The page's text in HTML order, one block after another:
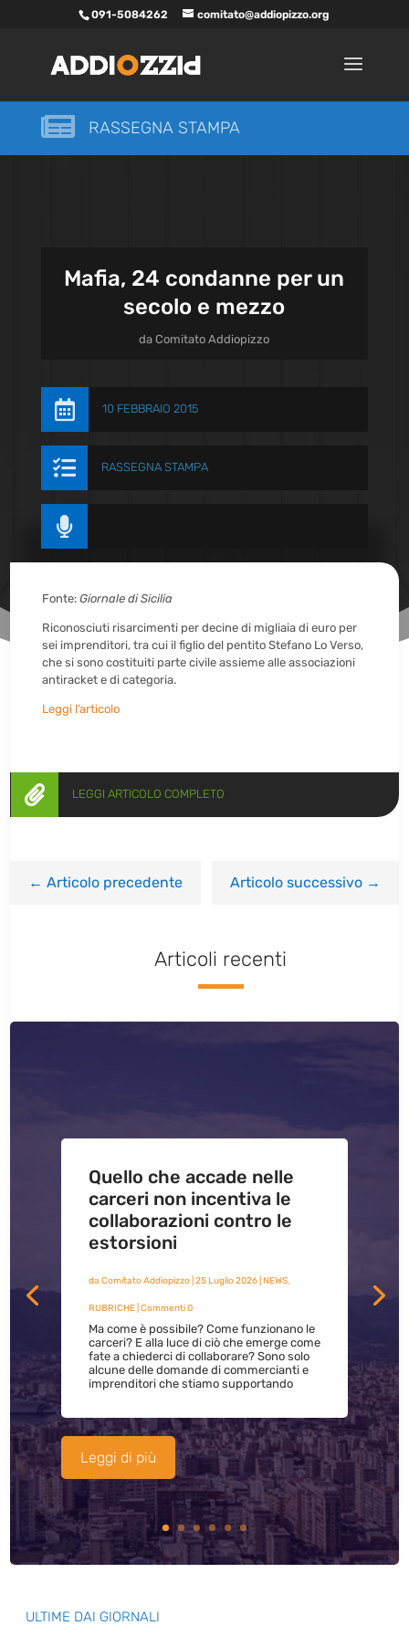
091-5084262 comitato@addiopizzo.org
 RASSEGNA STAMPA
Mafia, 24 condanne per un
secolo e mezzo
daComitato Addiopizzo
 10 FEBBRAIO 2015
 RASSEGNA STAMPA

Fonte:Giornale di Sicilia
Riconosciuti risarcimenti per decine di migliaia di euro per
sei imprenditori, tra cui il figlio del pentito Stefano Lo Verso,
che si sono costituiti parte civile assieme alle associazioni
antiracket e di categoria.
Leggi l’articolo
 LEGGI ARTICOLO COMPLETO
←Articolo precedente Articolo successivo→
Articoli recenti
Quello che accade nelle
carceri non incentiva le
collaborazioni contro le
estorsioni
da Comitato Addiopizzo| 25 Luglio 2026| NEWS,
RUBRICHE| Commenti 0
Ma come è possibile? Come funzionano le
carceri? E alla luce di ciò che emerge come
fate a chiederci di collaborare? Sono solo
alcune delle domande di commercianti e
imprenditori che stiamo supportando
Leggi di più
ULTIME DAI GIORNALI